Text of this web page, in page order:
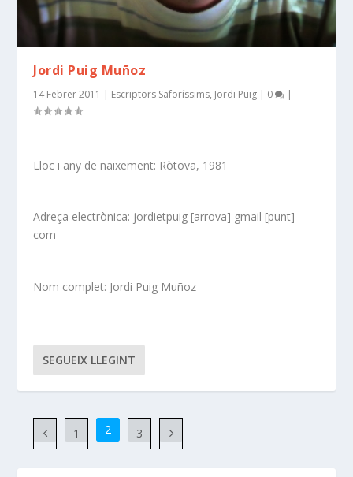
Jordi Puig Muñoz
14 Febrer 2011 | Escriptors Saforíssims, Jordi Puig | 0 |
Lloc i any de naixement: Ròtova, 1981
Adreça electrònica: jordietpuig [arrova] gmail [punt]
com
Nom complet: Jordi Puig Muñoz
SEGUEIX LLEGINT
1 2 3